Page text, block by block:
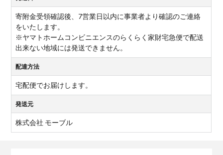
寄附金受領確認後、7営業日以内に事業者より確認のご連絡
をいたします。
※ヤマトホームコンビニエンスのらくらく家財宅急便で配送
出来ない地域には発送できません。
配達方法
宅配便でお届けします。
発送元
株式会社 モーブル